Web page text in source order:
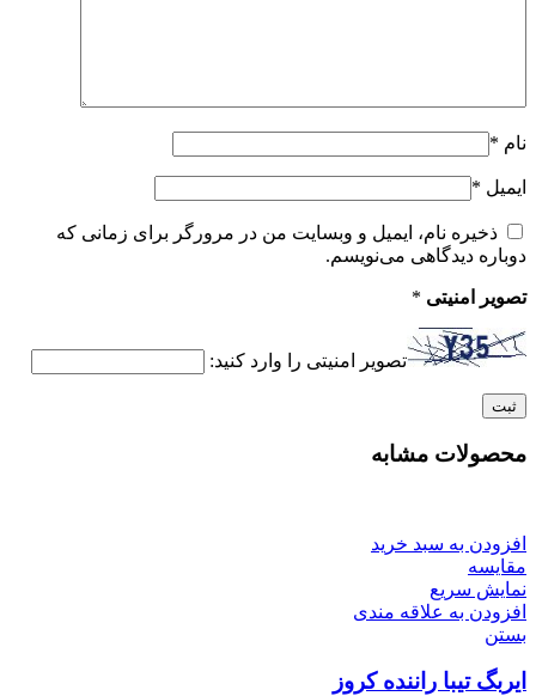
نام *
ایمیل *
ذخیره نام، ایمیل و وبسایت من در مرورگر برای زمانی که
دوباره دیدگاهی می‌نویسم.
تصویر امنیتی *
تصویر امنیتی را وارد کنید:
محصولات مشابه
افزودن به سبد خرید
مقایسه
نمایش سریع
افزودن به علاقه مندی
بستن
ایربگ تیبا راننده کروز